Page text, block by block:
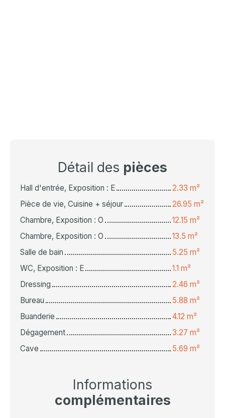
Détail des pièces
Hall d'entrée, Exposition : E
2.33 m²
Pièce de vie, Cuisine + séjour
26.95 m²
Chambre, Exposition : O
12.15 m²
Chambre, Exposition : O
13.5 m²
Salle de bain
5.25 m²
WC, Exposition : E
1.1 m²
Dressing
2.46 m²
Bureau
5.88 m²
Buanderie
4.12 m²
Dégagement
3.27 m²
Cave
5.69 m²
Informations
complémentaires